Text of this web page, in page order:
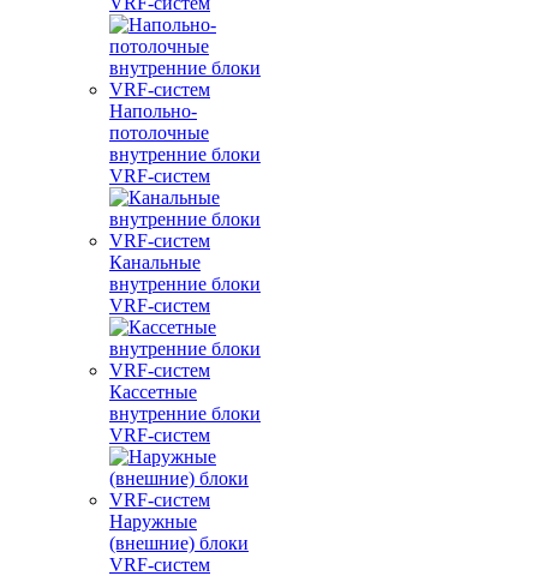
Напольно-
потолочные
внутренние блоки
VRF-систем
Канальные
внутренние блоки
VRF-систем
Кассетные
внутренние блоки
VRF-систем
Наружные
(внешние) блоки
VRF-систем